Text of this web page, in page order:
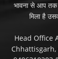
भावना से आप तक
मिला है
Head Office
Chhattisgarh,